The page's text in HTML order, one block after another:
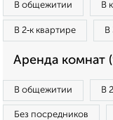
В общежитии В
В 2‑к квартире В
Аренда комнат
В общежитии В
Без посредников